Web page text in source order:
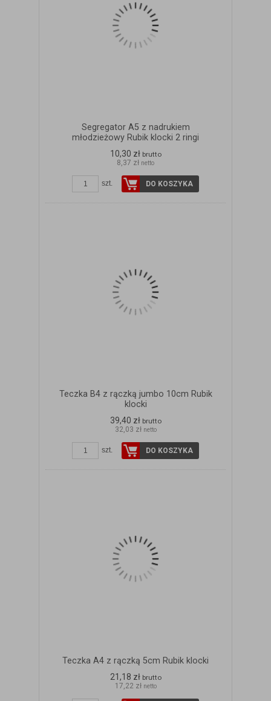
Segregator A5 z nadrukiem
młodzieżowy Rubik klocki 2 ringi
10,30 zł brutto
8,37 zł netto
szt. DO KOSZYKA
Teczka B4 z rączką jumbo 10cm Rubik
klocki
39,40 zł brutto
32,03 zł netto
szt. DO KOSZYKA
Teczka A4 z rączką 5cm Rubik klocki
21,18 zł brutto
17,22 zł netto